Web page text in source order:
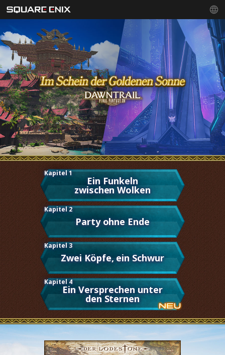
Kapitel 1
Ein Funkeln
zwischen Wolken
Kapitel 2
Party ohne Ende
Kapitel 3
Zwei Köpfe, ein Schwur
Kapitel 4
Ein Versprechen unter
den Sternen